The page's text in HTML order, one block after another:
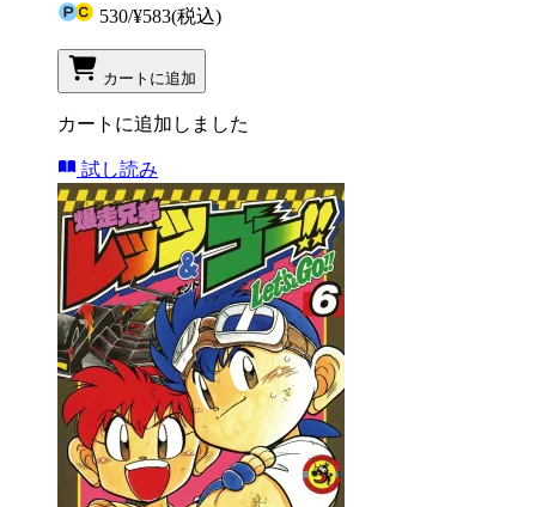
530/¥583(税込)
カートに追加
カートに追加しました
試し読み